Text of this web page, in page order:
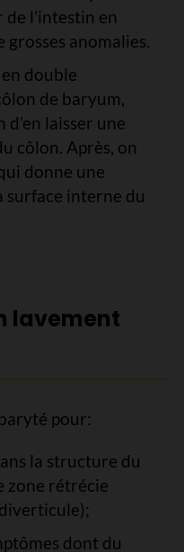
l’intestin en
anomalies.
double
de baryum,
d’en laisser une
côlon. Après, on
donne une
surface interne du
lavement
pour:
la structure du
zone rétrécie
dont du